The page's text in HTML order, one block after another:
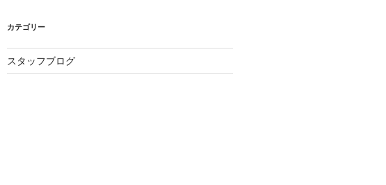
カテゴリー
スタッフブログ